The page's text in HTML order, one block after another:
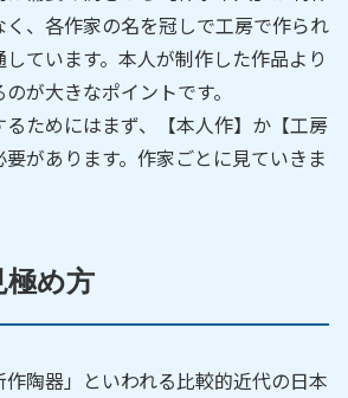
く、各作家の名を冠しで工房で作られ
ています。本人が制作した作品より
が大きなポイントです。
ためにはまず、【本人作】か【工房
があります。作家ごとに見ていきま
極め方
陶器」といわれる比較的近代の日本